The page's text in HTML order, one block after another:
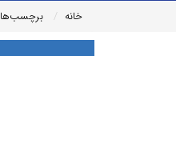
خانه
برچسب‌ها